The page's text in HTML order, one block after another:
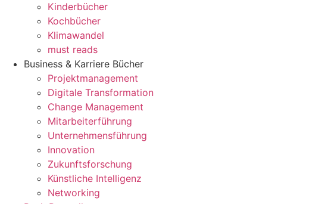
Kinderbücher
Kochbücher
Klimawandel
must reads
Business & Karriere Bücher
Projektmanagement
Digitale Transformation
Change Management
Mitarbeiterführung
Unternehmensführung
Innovation
Zukunftsforschung
Künstliche Intelligenz
Networking